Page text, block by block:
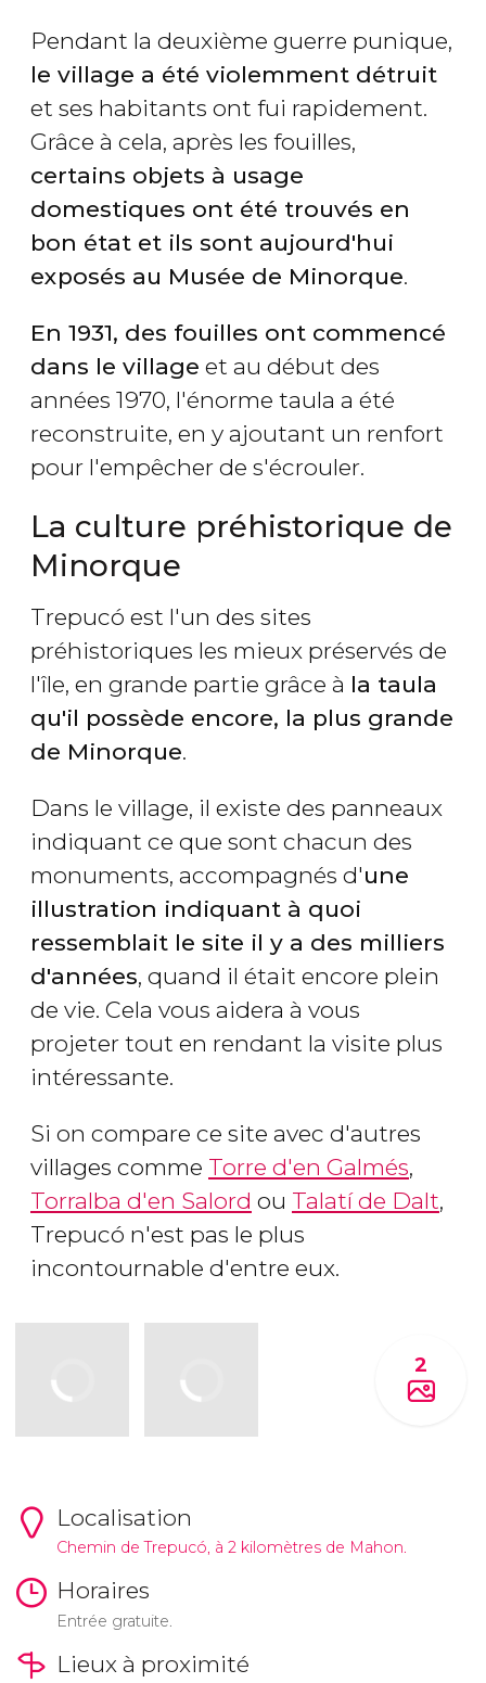
Pendant la deuxième guerre punique,
le village a été violemment détruit
et ses habitants ont fui rapidement.
Grâce à cela, après les fouilles,
certains objets à usage
domestiques ont été trouvés en
bon état et ils sont aujourd'hui
exposés au Musée de Minorque.
En 1931, des fouilles ont commencé
dans le village et au début des
années 1970, l'énorme taula a été
reconstruite, en y ajoutant un renfort
pour l'empêcher de s'écrouler.
La culture préhistorique de
Minorque
Trepucó est l'un des sites
préhistoriques les mieux préservés de
l'île, en grande partie grâce à la taula
qu'il possède encore, la plus grande
de Minorque.
Dans le village, il existe des panneaux
indiquant ce que sont chacun des
monuments, accompagnés d'une
illustration indiquant à quoi
ressemblait le site il y a des milliers
d'années, quand il était encore plein
de vie. Cela vous aidera à vous
projeter tout en rendant la visite plus
intéressante.
Si on compare ce site avec d'autres
villages comme Torre d'en Galmés,
Torralba d'en Salord ou Talatí de Dalt,
Trepucó n'est pas le plus
incontournable d'entre eux.
2
Localisation
Chemin de Trepucó, à 2 kilomètres de Mahon.
Horaires
Entrée gratuite.
Lieux à proximité